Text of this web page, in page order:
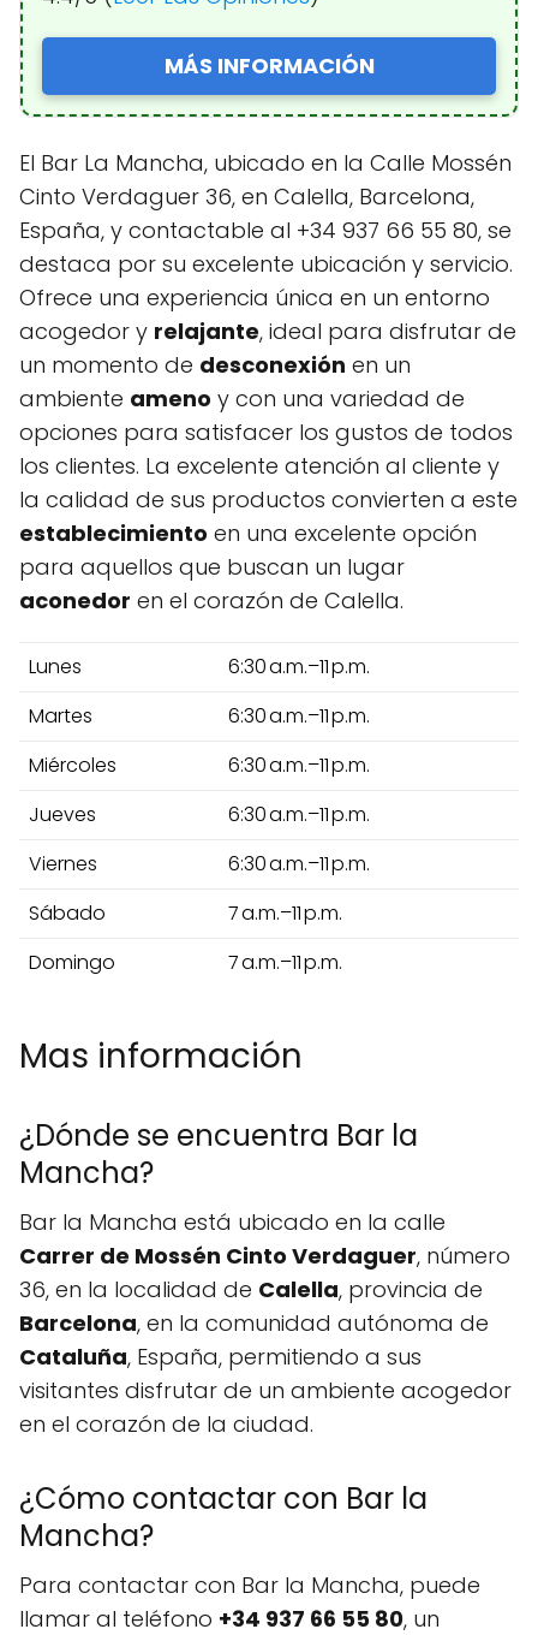
MÁS INFORMACIÓN
El Bar La Mancha, ubicado en la Calle Mossén
Cinto Verdaguer 36, en Calella, Barcelona,
España, y contactable al +34 937 66 55 80, se
destaca por su excelente ubicación y servicio.
Ofrece una experiencia única en un entorno
acogedor y relajante, ideal para disfrutar de
un momento de desconexión en un
ambiente ameno y con una variedad de
opciones para satisfacer los gustos de todos
los clientes. La excelente atención al cliente y
la calidad de sus productos convierten a este
establecimiento en una excelente opción
para aquellos que buscan un lugar
aconedor en el corazón de Calella.
Lunes
6:30 a.m.–11 p.m.
Martes
6:30 a.m.–11 p.m.
Miércoles
6:30 a.m.–11 p.m.
Jueves
6:30 a.m.–11 p.m.
Viernes
6:30 a.m.–11 p.m.
Sábado
7 a.m.–11 p.m.
Domingo
7 a.m.–11 p.m.
Mas información
¿Dónde se encuentra Bar la
Mancha?
Bar la Mancha está ubicado en la calle
Carrer de Mossén Cinto Verdaguer, número
36, en la localidad de Calella, provincia de
Barcelona, en la comunidad autónoma de
Cataluña, España, permitiendo a sus
visitantes disfrutar de un ambiente acogedor
en el corazón de la ciudad.
¿Cómo contactar con Bar la
Mancha?
Para contactar con Bar la Mancha, puede
llamar al teléfono +34 937 66 55 80, un